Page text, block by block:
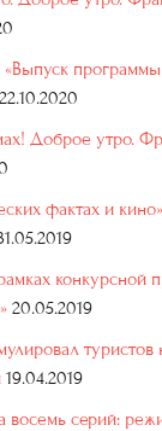
программы
22.10.2020
Доброе утро.
фактах и
конкурсной
20.05.2019
19.04.2019
восемь серий: